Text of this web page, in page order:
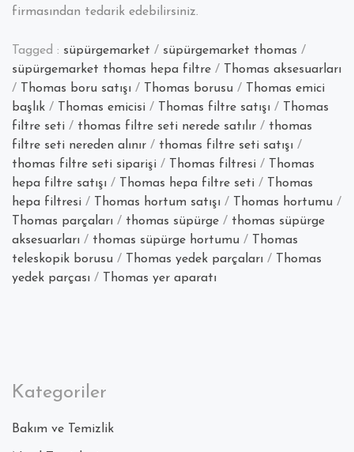
firmasından tedarik edebilirsiniz.
Tagged : süpürgemarket / süpürgemarket thomas /
süpürgemarket thomas hepa filtre / Thomas aksesuarları
/ Thomas boru satışı / Thomas borusu / Thomas emici
başlık / Thomas emicisi / Thomas filtre satışı / Thomas
filtre seti / thomas filtre seti nerede satılır / thomas
filtre seti nereden alınır / thomas filtre seti satışı /
thomas filtre seti siparişi / Thomas filtresi / Thomas
hepa filtre satışı / Thomas hepa filtre seti / Thomas
hepa filtresi / Thomas hortum satışı / Thomas hortumu /
Thomas parçaları / thomas süpürge / thomas süpürge
aksesuarları / thomas süpürge hortumu / Thomas
teleskopik borusu / Thomas yedek parçaları / Thomas
yedek parçası / Thomas yer aparatı
Kategoriler
Bakım ve Temizlik